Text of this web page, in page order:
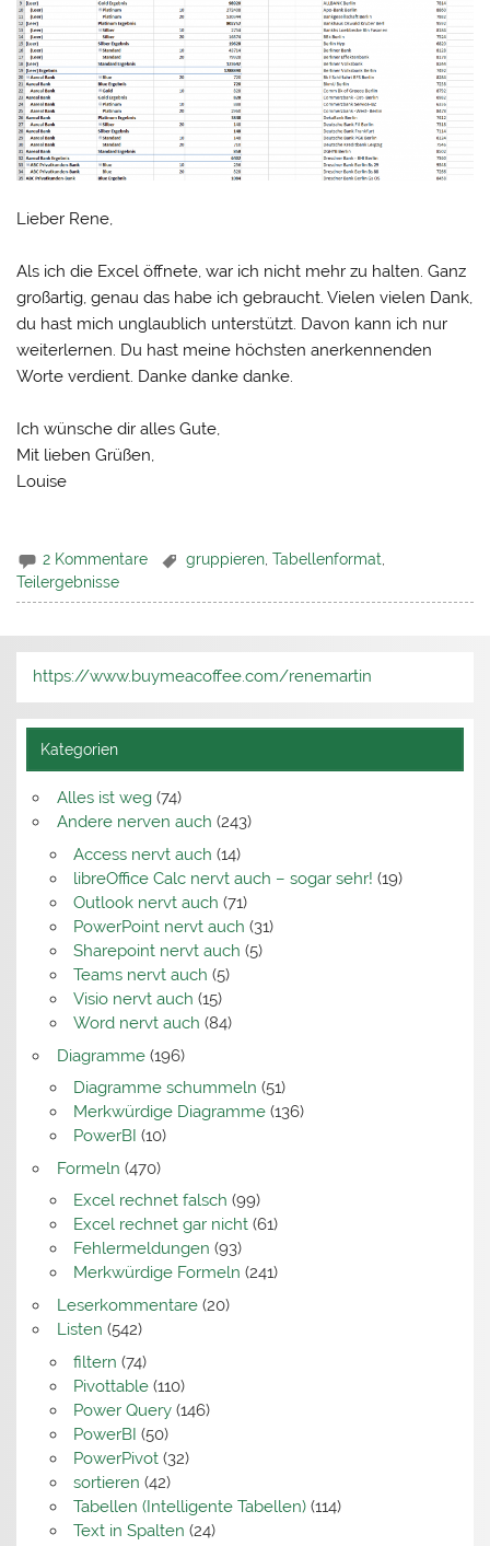
Lieber Rene,
Als ich die Excel öffnete, war ich nicht mehr zu halten. Ganz
großartig, genau das habe ich gebraucht. Vielen vielen Dank,
du hast mich unglaublich unterstützt. Davon kann ich nur
weiterlernen. Du hast meine höchsten anerkennenden
Worte verdient. Danke danke danke.
Ich wünsche dir alles Gute,
Mit lieben Grüßen,
Louise
2 Kommentare gruppieren ,Tabellenformat
Teilergebnisse
https://www.buymeacoffee.com/renemartin
Kategorien
Alles ist weg(74)
Andere nerven auch (243)
Access nervt auch (14)
libreOffice Calc nervt auch – sogar sehr! (19)
Outlook nervt auch (71)
PowerPoint nervt auch (31)
Sharepoint nervt auch (5)
Teams nervt auch (5)
Visio nervt auch (15)
Word nervt auch (84)
Diagramme(196)
Diagramme schummeln (51)
Merkwürdige Diagramme(136)
PowerBI (10)
Formeln (470)
Excel rechnet falsch (99)
Excel rechnet gar nicht(61)
Fehlermeldungen (93)
Merkwürdige Formeln (241)
Leserkommentare(20)
Listen (542)
filtern (74)
Pivottable(110)
Power Query(146)
PowerBI (50)
PowerPivot(32)
sortieren (42)
Tabellen (Intelligente Tabellen)(114)
Text in Spalten (24)